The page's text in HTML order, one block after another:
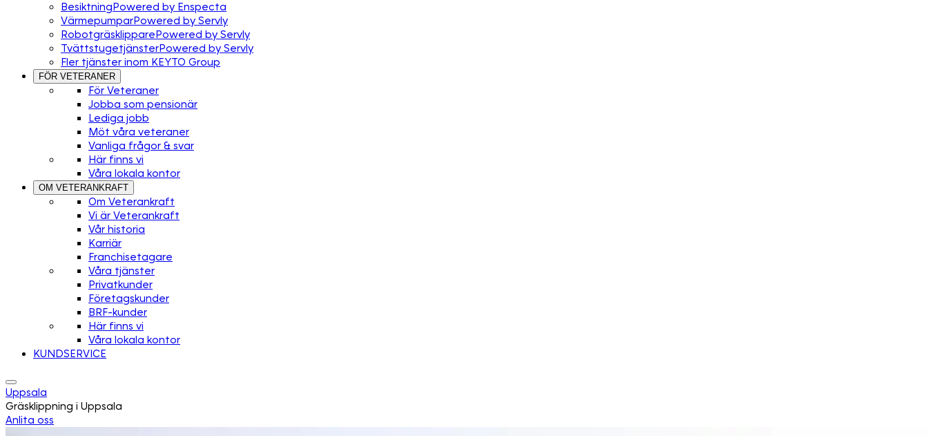
BesiktningPowered by Enspecta
VärmepumparPowered by Servly
RobotgräsklipparePowered by Servly
TvättstugetjänsterPowered by Servly
Fler tjänster inom KEYTO Group
FÖR VETERANER
För Veteraner
Jobba som pensionär
Lediga jobb
Möt våra veteraner
Vanliga frågor & svar
Här finns vi
Våra lokala kontor
OM VETERANKRAFT
Om Veterankraft
Vi är Veterankraft
Vår historia
Karriär
Franchisetagare
Våra tjänster
Privatkunder
Företagskunder
BRF-kunder
Här finns vi
Våra lokala kontor
KUNDSERVICE
Uppsala
Gräsklippning i Uppsala
Anlita oss